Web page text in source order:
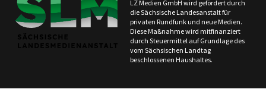
LZ Medien GmbH wird gefördert durch
die Sächsische Landesanstalt für
privaten Rundfunk und neue Medien.
Diese Maßnahme wird mitfinanziert
durch Steuermittel auf Grundlage des
vom Sächsischen Landtag
beschlossenen Haushaltes.